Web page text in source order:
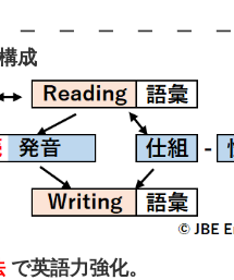
成
で英語力強化。